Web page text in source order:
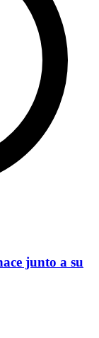
junto a su